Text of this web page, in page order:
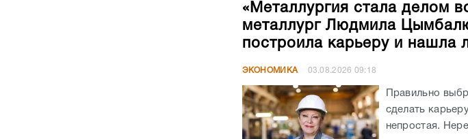
«Металлургия стала делом
металлург Людмила
построила карьеру и нашла
ЭКОНОМИКА 03.08.2026 09:18
Правильно
сделать
непростая.